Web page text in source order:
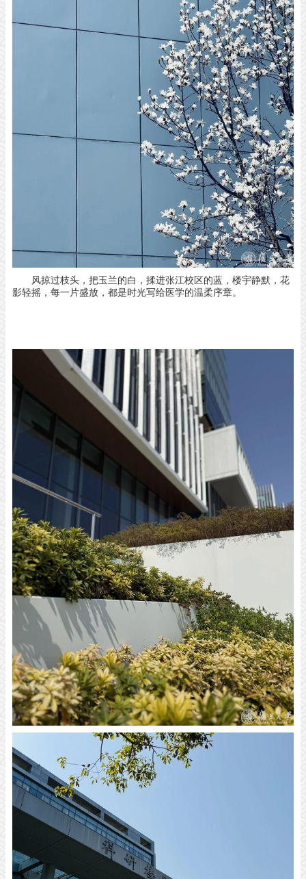
风掠过枝头，把玉兰的白， 揉进张江校区的蓝， 楼宇静默，花
影轻摇， 每一片盛放， 都是时光写给医学的温柔序章。